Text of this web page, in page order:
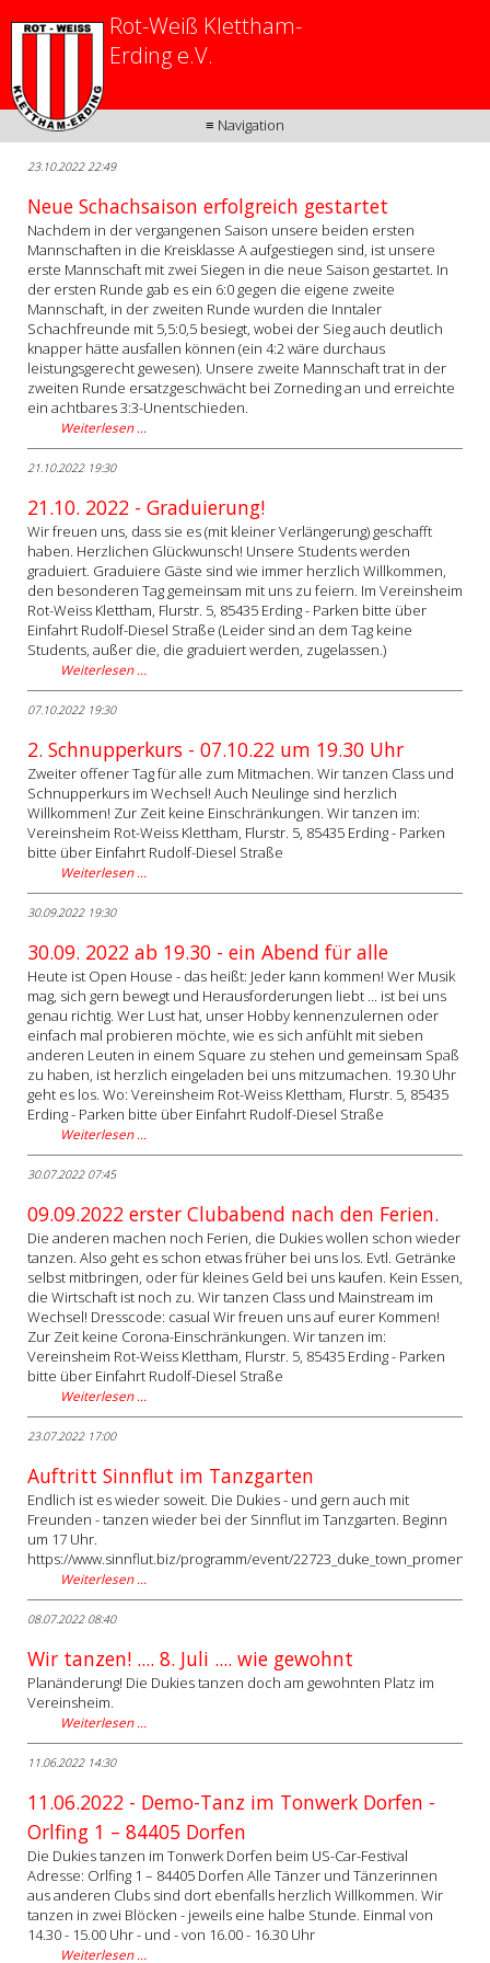
≡ Navigation
Rot-Weiß Klettham-
Erding e.V.
23.10.2022 22:49
Neue Schachsaison erfolgreich gestartet
Nachdem in der vergangenen Saison unsere beiden ersten
Mannschaften in die Kreisklasse A aufgestiegen sind, ist unsere
erste Mannschaft mit zwei Siegen in die neue Saison gestartet. In
der ersten Runde gab es ein 6:0 gegen die eigene zweite
Mannschaft, in der zweiten Runde wurden die Inntaler
Schachfreunde mit 5,5:0,5 besiegt, wobei der Sieg auch deutlich
knapper hätte ausfallen können (ein 4:2 wäre durchaus
leistungsgerecht gewesen). Unsere zweite Mannschaft trat in der
zweiten Runde ersatzgeschwächt bei Zorneding an und erreichte
ein achtbares 3:3-Unentschieden.
Weiterlesen …
21.10.2022 19:30
21.10. 2022 - Graduierung!
Wir freuen uns, dass sie es (mit kleiner Verlängerung) geschafft
haben. Herzlichen Glückwunsch! Unsere Students werden
graduiert. Graduiere Gäste sind wie immer herzlich Willkommen,
den besonderen Tag gemeinsam mit uns zu feiern. Im Vereinsheim
Rot-Weiss Klettham, Flurstr. 5, 85435 Erding - Parken bitte über
Einfahrt Rudolf-Diesel Straße (Leider sind an dem Tag keine
Students, außer die, die graduiert werden, zugelassen.)
Weiterlesen …
07.10.2022 19:30
2. Schnupperkurs - 07.10.22 um 19.30 Uhr
Zweiter offener Tag für alle zum Mitmachen. Wir tanzen Class und
Schnupperkurs im Wechsel! Auch Neulinge sind herzlich
Willkommen! Zur Zeit keine Einschränkungen. Wir tanzen im:
Vereinsheim Rot-Weiss Klettham, Flurstr. 5, 85435 Erding - Parken
bitte über Einfahrt Rudolf-Diesel Straße
Weiterlesen …
30.09.2022 19:30
30.09. 2022 ab 19.30 - ein Abend für alle
Heute ist Open House - das heißt: Jeder kann kommen! Wer Musik
mag, sich gern bewegt und Herausforderungen liebt ... ist bei uns
genau richtig. Wer Lust hat, unser Hobby kennenzulernen oder
einfach mal probieren möchte, wie es sich anfühlt mit sieben
anderen Leuten in einem Square zu stehen und gemeinsam Spaß
zu haben, ist herzlich eingeladen bei uns mitzumachen. 19.30 Uhr
geht es los. Wo: Vereinsheim Rot-Weiss Klettham, Flurstr. 5, 85435
Erding - Parken bitte über Einfahrt Rudolf-Diesel Straße
Weiterlesen …
30.07.2022 07:45
09.09.2022 erster Clubabend nach den Ferien.
Die anderen machen noch Ferien, die Dukies wollen schon wieder
tanzen. Also geht es schon etwas früher bei uns los. Evtl. Getränke
selbst mitbringen, oder für kleines Geld bei uns kaufen. Kein Essen,
die Wirtschaft ist noch zu. Wir tanzen Class und Mainstream im
Wechsel! Dresscode: casual Wir freuen uns auf eurer Kommen!
Zur Zeit keine Corona-Einschränkungen. Wir tanzen im:
Vereinsheim Rot-Weiss Klettham, Flurstr. 5, 85435 Erding - Parken
bitte über Einfahrt Rudolf-Diesel Straße
Weiterlesen …
23.07.2022 17:00
Auftritt Sinnflut im Tanzgarten
Endlich ist es wieder soweit. Die Dukies - und gern auch mit
Freunden - tanzen wieder bei der Sinnflut im Tanzgarten. Beginn
um 17 Uhr.
https://www.sinnflut.biz/programm/event/
Weiterlesen …
08.07.2022 08:40
Wir tanzen! .... 8. Juli .... wie gewohnt
Planänderung! Die Dukies tanzen doch am gewohnten Platz im
Vereinsheim.
Weiterlesen …
11.06.2022 14:30
11.06.2022 - Demo-Tanz im Tonwerk Dorfen -
Orlfing 1 – 84405 Dorfen
Die Dukies tanzen im Tonwerk Dorfen beim US-Car-Festival
Adresse: Orlfing 1 – 84405 Dorfen Alle Tänzer und Tänzerinnen
aus anderen Clubs sind dort ebenfalls herzlich Willkommen. Wir
tanzen in zwei Blöcken - jeweils eine halbe Stunde. Einmal von
14.30 - 15.00 Uhr - und - von 16.00 - 16.30 Uhr
Weiterlesen …